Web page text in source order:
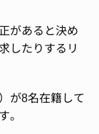
があると決め
したりするリ
が8名在籍して
。